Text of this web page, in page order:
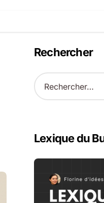
Rechercher
R
e
r
c
Lexique du